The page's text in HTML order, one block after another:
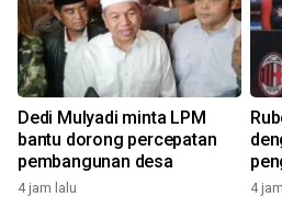
Dedi Mulyadi minta LPM
bantu dorong percepatan
pembangunan desa
4 jam lalu 4